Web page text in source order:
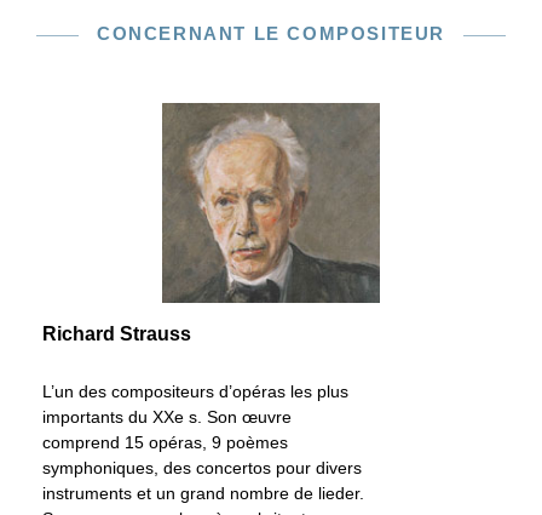
CONCERNANT LE COMPOSITEUR
Richard Strauss
L’un des compositeurs d’opéras les plus
importants du XXe s. Son œuvre
comprend 15 opéras, 9 poèmes
symphoniques, des concertos pour divers
instruments et un grand nombre de lieder.